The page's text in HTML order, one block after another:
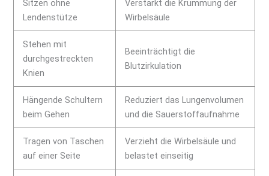
Sitzen ohne
Lendenstütze
Verstärkt die Krümmung der
Wirbelsäule
Stehen mit
durchgestreckten
Knien
Beeinträchtigt die
Blutzirkulation
Hängende Schultern
beim Gehen
Reduziert das Lungenvolumen
und die Sauerstoffaufnahme
Tragen von Taschen
auf einer Seite
Verzieht die Wirbelsäule und
belastet einseitig